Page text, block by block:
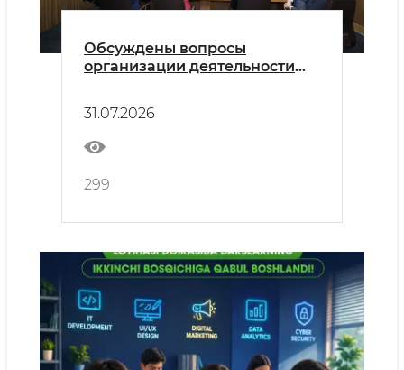
Обсуждены вопросы
организации деятельности
31.07.2026
299